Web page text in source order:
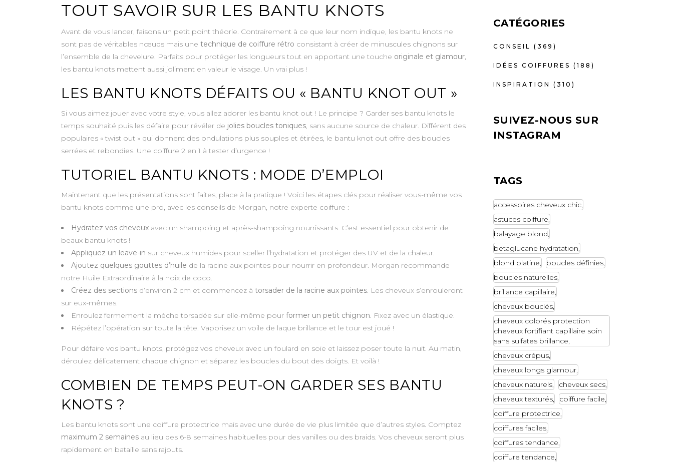
TOUT SAVOIR SUR LES BANTU KNOTS
Avant de vous lancer, faisons un petit point théorie. Contrairement à ce que leur nom indique, les bantu knots ne
sont pas de véritables nœuds mais une technique de coiffure rétro consistant à créer de minuscules chignons sur
l’ensemble de la chevelure. Parfaits pour protéger les longueurs tout en apportant une touche originale et glamour,
les bantu knots mettent aussi joliment en valeur le visage. Un vrai plus !
LES BANTU KNOTS DÉFAITS OU « BANTU KNOT OUT »
Si vous aimez jouer avec votre style, vous allez adorer les bantu knot out ! Le principe ? Garder ses bantu knots le
temps souhaité puis les défaire pour révéler de jolies boucles toniques, sans aucune source de chaleur. Différent des
populaires « twist out » qui donnent des ondulations plus souples et étirées, le bantu knot out offre des boucles
serrées et rebondies. Une coiffure 2 en 1 à tester d’urgence !
TUTORIEL BANTU KNOTS : MODE D’EMPLOI
Maintenant que les présentations sont faites, place à la pratique ! Voici les étapes clés pour réaliser vous-même vos
bantu knots comme une pro, avec les conseils de Morgan, notre experte coiffure :
Hydratez vos cheveux avec un shampoing et après-shampoing nourrissants. C’est essentiel pour obtenir de
beaux bantu knots !
Appliquez un leave-in sur cheveux humides pour sceller l’hydratation et protéger des UV et de la chaleur.
Ajoutez quelques gouttes d’huile de la racine aux pointes pour nourrir en profondeur. Morgan recommande
notre Huile Extraordinaire à la noix de coco.
Créez des sections d’environ 2 cm et commencez à torsader de la racine aux pointes. Les cheveux s’enrouleront
sur eux-mêmes.
Enroulez fermement la mèche torsadée sur elle-même pour former un petit chignon. Fixez avec un élastique.
Répétez l’opération sur toute la tête. Vaporisez un voile de laque brillance et le tour est joué !
Pour défaire vos bantu knots, protégez vos cheveux avec un foulard en soie et laissez poser toute la nuit. Au matin,
déroulez délicatement chaque chignon et séparez les boucles du bout des doigts. Et voilà !
COMBIEN DE TEMPS PEUT-ON GARDER SES BANTU
KNOTS ?
Les bantu knots sont une coiffure protectrice mais avec une durée de vie plus limitée que d’autres styles. Comptez
maximum 2 semaines au lieu des 6-8 semaines habituelles pour des vanilles ou des braids. Vos cheveux seront plus
rapidement en bataille sans rajouts.
CATÉGORIES
CONSEIL (369)
IDÉES COIFFURES (188)
INSPIRATION (310)
SUIVEZ-NOUS SUR
INSTAGRAM
TAGS
accessoires cheveux chic
astuces coiffure
balayage blond
betaglucane hydratation
blond platine
boucles définies
boucles naturelles
brillance capillaire
cheveux bouclés
cheveux colorés protection
cheveux fortifiant capillaire soin
sans sulfates brillance
cheveux crépus
cheveux longs glamour
cheveux naturels
cheveux secs
cheveux texturés
coiffure facile
coiffure protectrice
coiffures faciles
coiffures tendance
coiffure tendance